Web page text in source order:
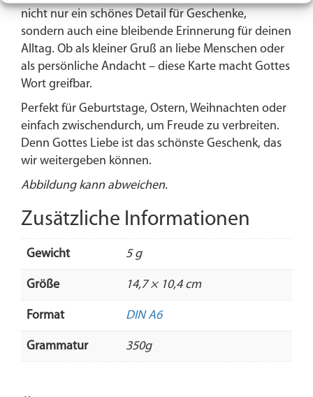
Menge
nicht nur ein schönes Detail für Geschenke,
sondern auch eine bleibende Erinnerung für deinen
Alltag. Ob als kleiner Gruß an liebe Menschen oder
als persönliche Andacht – diese Karte macht Gottes
Wort greifbar.
Perfekt für Geburtstage, Ostern, Weihnachten oder
einfach zwischendurch, um Freude zu verbreiten.
Denn Gottes Liebe ist das schönste Geschenk, das
wir weitergeben können.
Abbildung kann abweichen.
Zusätzliche Informationen
Gewicht 5 g
Größe 14,7 × 10,4 cm
Format DIN A6
Grammatur 350g